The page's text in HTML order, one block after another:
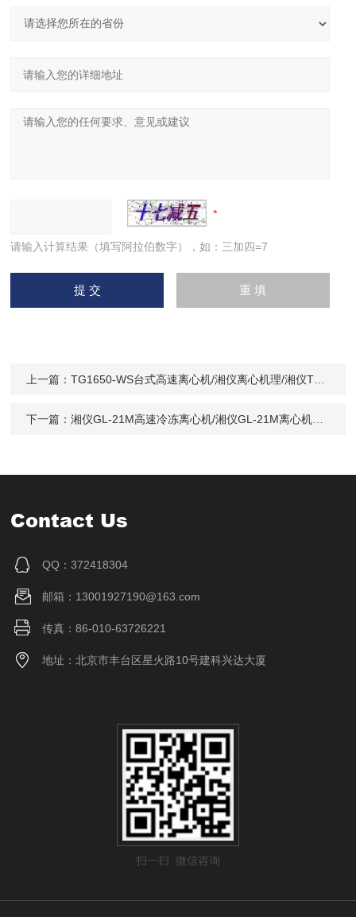
请输入计算结果（填写阿拉伯数字），如：三加四=7
上一篇：TG1650-WS台式高速离心机/湘仪离心机理/湘仪TG1650-WS 价格
下一篇：湘仪GL-21M高速冷冻离心机/湘仪GL-21M离心机价格/湘仪离心机北京办事处
Contact Us
QQ：372418304
邮箱：13001927190@163.com
传真：86-010-63726221
地址：北京市丰台区星火路10号建科兴达大厦
扫一扫 微信咨询